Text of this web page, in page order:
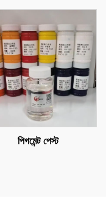
পিগমেন্ট পেস্ট